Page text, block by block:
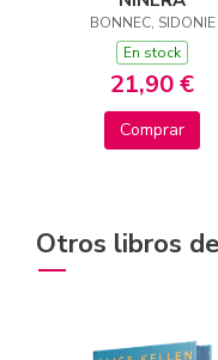
BONNEC, SIDONIE
En stock
21,90 €
Comprar
Otros libros